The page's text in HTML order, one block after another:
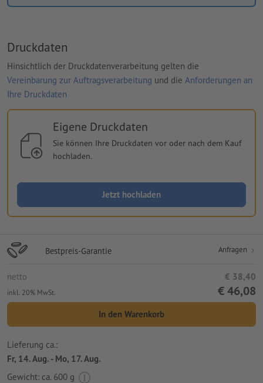
Druckdaten
Hinsichtlich der Druckdatenverarbeitung gelten die
Vereinbarung zur Auftragsverarbeitung und die Anforderungen an
Ihre Druckdaten
Eigene Druckdaten
Sie können Ihre Druckdaten vor oder nach dem Kauf
hochladen.
Jetzt hochladen
Bestpreis-Garantie Anfragen
netto € 38,40
inkl. 20% MwSt. € 46,08
In den Warenkorb
Lieferung ca.:
Fr, 14. Aug. - Mo, 17. Aug.
Gewicht: ca. 600 g